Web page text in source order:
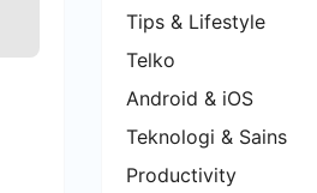
Tips & Lifestyle
Telko
Android & iOS
Teknologi & Sains
Productivity